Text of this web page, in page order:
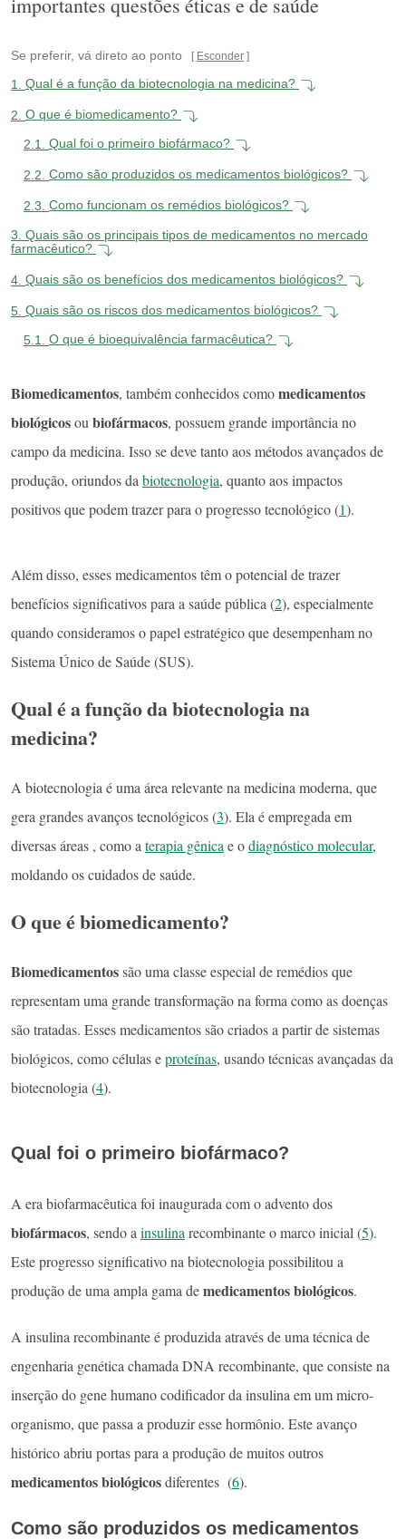
Se preferir, vá direto ao ponto Esconder
1. Qual é a função da biotecnologia na medicina?
2. O que é biomedicamento?
2.1.
Qual foi o primeiro biofármaco?
2.2. Como são produzidos os medicamentos biológicos?
2.3. Como funcionam os remédios biológicos?
3. Quais são os principais tipos de medicamentos no mercado
farmacêutico?
4. Quais são os benefícios dos medicamentos biológicos?
5. Quais são os riscos dos medicamentos biológicos?
5.1.
O que é bioequivalência farmacêutica?
Biomedicamentos, também conhecidos comomedicamentos
biológicosou biofármacos, possuem grande importância no
campo da medicina. Isso se deve tanto aos métodos avançados de
produção, oriundos da biotecnologia, quanto aos impactos
positivos que podem trazer para o progresso tecnológico (1).
Além disso, esses medicamentos têm o potencial de trazer
benefícios significativos para a saúde pública (2), especialmente
quando consideramos o papel estratégico que desempenham no
Sistema Único de Saúde (SUS).
Qual é a função da biotecnologia na
medicina?
A biotecnologia é uma área relevante na medicina moderna, que
gera grandes avanços tecnológicos (3). Ela é empregada em
diversas áreas , como a terapia gênica e odiagnóstico molecular,
moldando os cuidados de saúde.
O que é biomedicamento?
Biomedicamentossão uma classe especial de remédios que
representam uma grande transformação na forma como as doenças
são tratadas. Esses medicamentos são criados a partir de sistemas
biológicos, como células eproteínas, usando técnicas avançadas da
biotecnologia (4).
Qual foi o primeiro biofármaco?
A era biofarmacêutica foi inaugurada com o advento dos
biofármacos, sendo a insulina recombinante o marco inicial (5).
Este progresso significativo na biotecnologia possibilitou a
produção de uma ampla gama demedicamentos biológicos.
A insulina recombinante é produzida através de uma técnica de
engenharia genética chamada DNA recombinante, que consiste na
inserção do gene humano codificador da insulina em um micro-
organismo, que passa a produzir esse hormônio. Este avanço
histórico abriu portas para a produção de muitos outros
medicamentos biológicosdiferentes (6).
Como são produzidos os medicamentos